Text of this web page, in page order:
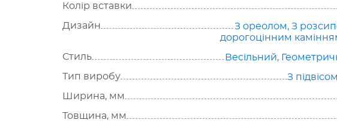
Колір вставки
Дизайн
З ореолом, З
дорогоцінним
Стиль
Весільний,
Тип виробу
З підвісом
Ширина, мм
Товщина, мм